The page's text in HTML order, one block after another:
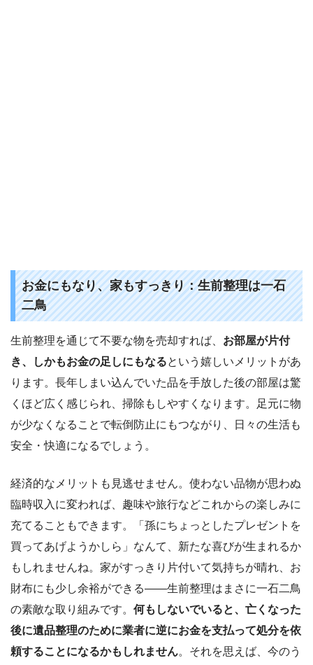
お金にもなり、家もすっきり：生前整理は一石
二鳥
生前整理を通じて不要な物を売却すれば、 お部屋が片付
き、しかもお金の足しにもなるという嬉しいメリットがあ
ります。長年しまい込んでいた品を手放した後の部屋は驚
くほど広く感じられ、掃除もしやすくなります。足元に物
が少なくなることで転倒防止にもつながり、日々の生活も
安全・快適になるでしょう。
経済的なメリットも見逃せません。使わない品物が思わぬ
臨時収入に変われば、趣味や旅行などこれからの楽しみに
充てることもできます。「孫にちょっとしたプレゼントを
買ってあげようかしら」なんて、新たな喜びが生まれるか
もしれませんね。家がすっきり片付いて気持ちが晴れ、お
財布にも少し余裕ができる——生前整理はまさに一石二鳥
の素敵な取り組みです。 何もしないでいると、亡くなった
後に遺品整理のために業者に逆にお金を支払って処分を依
頼することになるかもしれません。それを思えば、今のう